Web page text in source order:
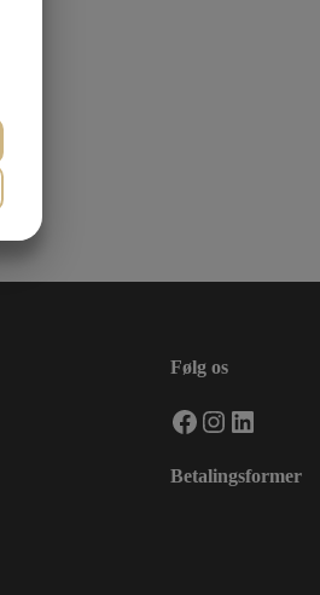
Følg os
Facebook
Instagram
LinkedIn
Betalingsformer